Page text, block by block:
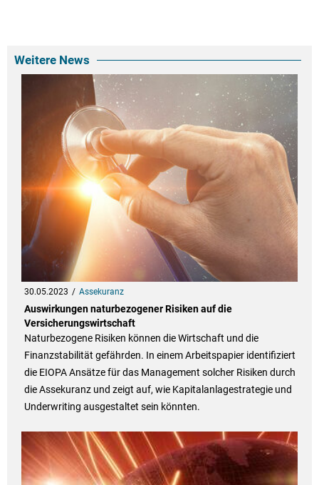
Weitere News
30.05.2023 Assekuranz
Auswirkungen naturbezogener Risiken auf die
Versicherungswirtschaft
Naturbezogene Risiken können die Wirtschaft und die
Finanzstabilität gefährden. In einem Arbeitspapier identifiziert
die EIOPA Ansätze für das Management solcher Risiken durch
die Assekuranz und zeigt auf, wie Kapitalanlagestrategie und
Underwriting ausgestaltet sein könnten.